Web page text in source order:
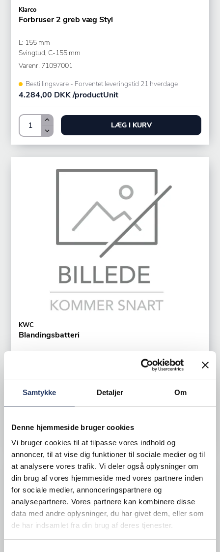
Samtykke Detaljer Om
Denne hjemmeside bruger cookies
Vi bruger cookies til at tilpasse vores indhold og
annoncer, til at vise dig funktioner til sociale medier og til
at analysere vores trafik. Vi deler også oplysninger om
din brug af vores hjemmeside med vores partnere inden
for sociale medier, annonceringspartnere og
analysepartnere. Vores partnere kan kombinere disse
data med andre oplysninger, du har givet dem, eller som
de har indsamlet fra din brug af deres tjenester.
Klarco
Forbruser 2 greb væg Styl
L: 155 mm
Svingtud, C-155 mm
Varenr. 71097001
Bestillingsvare - Forventet leveringstid 21 hverdage
4.284,00 DKK /productUnit
LÆG I KURV
KWC
Blandingsbatteri
+5 på lager
2.420,00 DKK /productUnit
LÆG I KURV